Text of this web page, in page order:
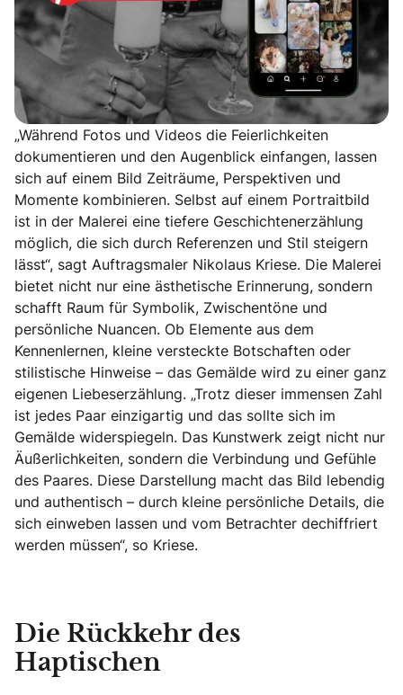
„Während Fotos und Videos die Feierlichkeiten
dokumentieren und den Augenblick einfangen, lassen
sich auf einem Bild Zeiträume, Perspektiven und
Momente kombinieren. Selbst auf einem Portraitbild
ist in der Malerei eine tiefere Geschichtenerzählung
möglich, die sich durch Referenzen und Stil steigern
lässt“, sagt Auftragsmaler Nikolaus Kriese. Die Malerei
bietet nicht nur eine ästhetische Erinnerung, sondern
schafft Raum für Symbolik, Zwischentöne und
persönliche Nuancen. Ob Elemente aus dem
Kennenlernen, kleine versteckte Botschaften oder
stilistische Hinweise – das Gemälde wird zu einer ganz
eigenen Liebeserzählung. „Trotz dieser immensen Zahl
ist jedes Paar einzigartig und das sollte sich im
Gemälde widerspiegeln. Das Kunstwerk zeigt nicht nur
Äußerlichkeiten, sondern die Verbindung und Gefühle
des Paares. Diese Darstellung macht das Bild lebendig
und authentisch – durch kleine persönliche Details, die
sich einweben lassen und vom Betrachter dechiffriert
werden müssen“, so Kriese.
Die Rückkehr des
Haptischen